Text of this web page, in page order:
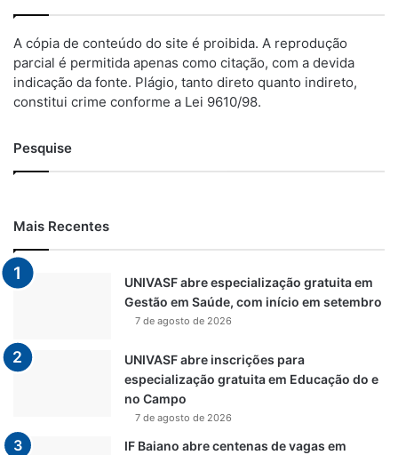
A cópia de conteúdo do site é proibida. A reprodução
parcial é permitida apenas como citação, com a devida
indicação da fonte. Plágio, tanto direto quanto indireto,
constitui crime conforme a Lei 9610/98.
Pesquise
Mais Recentes
UNIVASF abre especialização gratuita em
Gestão em Saúde, com início em setembro
7 de agosto de 2026
UNIVASF abre inscrições para
especialização gratuita em Educação do e
no Campo
7 de agosto de 2026
IF Baiano abre centenas de vagas em